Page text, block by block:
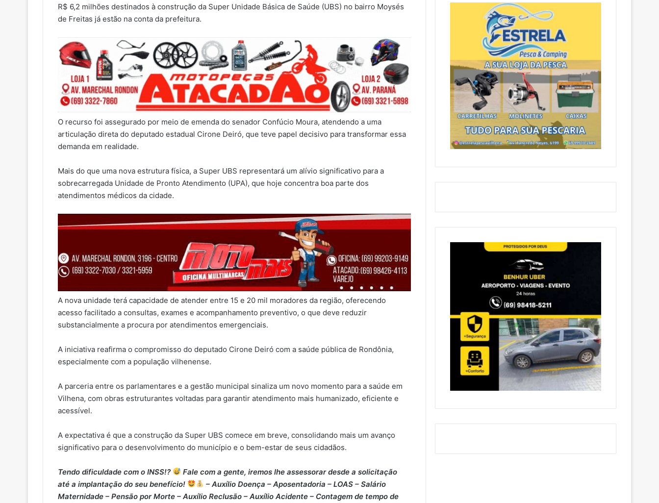
R$ 6,2 milhões destinados à construção da Super Unidade Básica de Saúde (UBS) no bairro Moysés
de Freitas já estão na conta da prefeitura.
O recurso foi assegurado por meio de emenda do senador Confúcio Moura, atendendo a uma
articulação direta do deputado estadual Cirone Deiró, que teve papel decisivo para transformar essa
demanda em realidade.
Mais do que uma nova estrutura física, a Super UBS representará um alívio significativo para a
sobrecarregada Unidade de Pronto Atendimento (UPA), que hoje concentra boa parte dos
atendimentos médicos da cidade.
A nova unidade terá capacidade de atender entre 15 e 20 mil moradores da região, oferecendo
acesso facilitado a consultas, exames e acompanhamento preventivo, o que deve reduzir
substancialmente a procura por atendimentos emergenciais.
A iniciativa reafirma o compromisso do deputado Cirone Deiró com a saúde pública de Rondônia,
especialmente com a população vilhenense.
A parceria entre os parlamentares e a gestão municipal sinaliza um novo momento para a saúde em
Vilhena, com obras estruturantes voltadas para garantir atendimento mais humanizado, eficiente e
acessível.
A expectativa é que a construção da Super UBS comece em breve, consolidando mais um avanço
significativo para o desenvolvimento do município e o bem-estar de seus cidadãos.
Tendo dificuldade com o INSS!?
Fale com a gente, iremos lhe assessorar desde a solicitação
até a implantação do seu benefício!
– Auxílio Doença – ⁠Aposentadoria – ⁠LOAS – ⁠Salário
Maternidade – ⁠Pensão por Morte – ⁠Auxílio Reclusão – ⁠Auxílio Acidente – ⁠Contagem de tempo de